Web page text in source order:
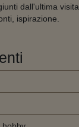
dall'ultima visita.
ispirazione.